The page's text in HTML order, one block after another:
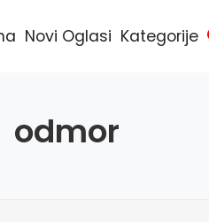
Novi Oglasi Kategorije
odmor